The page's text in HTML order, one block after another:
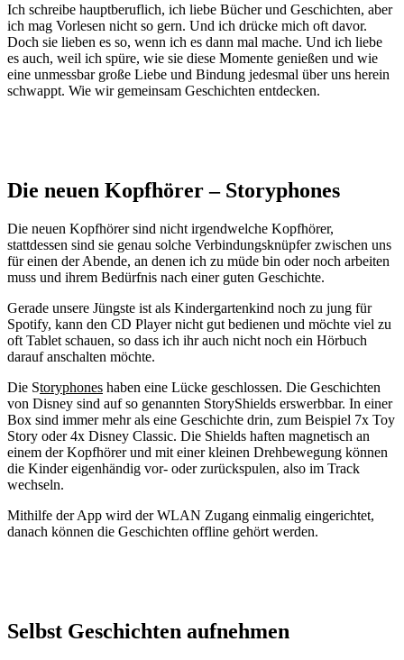
Ich schreibe hauptberuflich, ich liebe Bücher und Geschichten, aber
ich mag Vorlesen nicht so gern. Und ich drücke mich oft davor.
Doch sie lieben es so, wenn ich es dann mal mache. Und ich liebe
es auch, weil ich spüre, wie sie diese Momente genießen und wie
eine unmessbar große Liebe und Bindung jedesmal über uns herein
schwappt. Wie wir gemeinsam Geschichten entdecken.
Die neuen Kopfhörer – Storyphones
Die neuen Kopfhörer sind nicht irgendwelche Kopfhörer,
stattdessen sind sie genau solche Verbindungsknüpfer zwischen uns
für einen der Abende, an denen ich zu müde bin oder noch arbeiten
muss und ihrem Bedürfnis nach einer guten Geschichte.
Gerade unsere Jüngste ist als Kindergartenkind noch zu jung für
Spotify, kann den CD Player nicht gut bedienen und möchte viel zu
oft Tablet schauen, so dass ich ihr auch nicht noch ein Hörbuch
darauf anschalten möchte.
Die Storyphones haben eine Lücke geschlossen. Die Geschichten
von Disney sind auf so genannten StoryShields erswerbbar. In einer
Box sind immer mehr als eine Geschichte drin, zum Beispiel 7x Toy
Story oder 4x Disney Classic. Die Shields haften magnetisch an
einem der Kopfhörer und mit einer kleinen Drehbewegung können
die Kinder eigenhändig vor- oder zurückspulen, also im Track
wechseln.
Mithilfe der App wird der WLAN Zugang einmalig eingerichtet,
danach können die Geschichten offline gehört werden.
Selbst Geschichten aufnehmen